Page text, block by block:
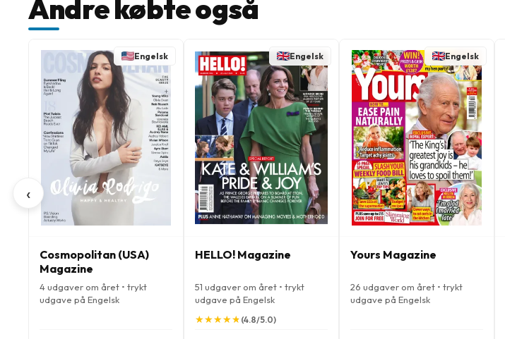
Andre købte også
‹
Engelsk
Cosmopolitan (USA)
Magazine
4 udgaver om året • trykt
udgave på Engelsk
Engelsk
HELLO! Magazine
51 udgaver om året • trykt
udgave på Engelsk
★
★★
★★
★★
★★
★ (4.8/5.0)
Engelsk
Yours Magazine
26 udgaver om året • trykt
udgave på Engelsk